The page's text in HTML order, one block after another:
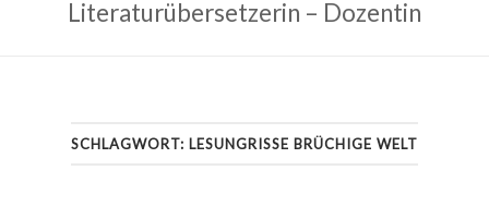
Literaturübersetzerin – Dozentin
SCHLAGWORT: LESUNGRISSE BRÜCHIGE WELT